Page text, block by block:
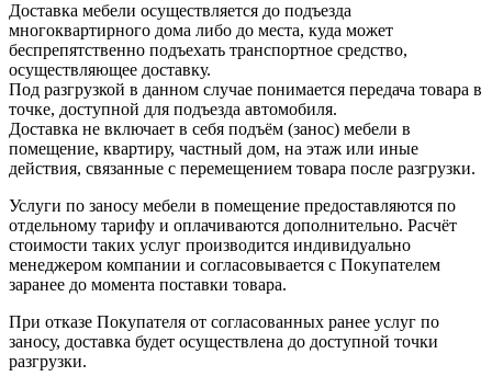
Доставка мебели осуществляется до подъезда
многоквартирного дома либо до места, куда может
беспрепятственно подъехать транспортное средство,
осуществляющее доставку.
Под разгрузкой в данном случае понимается передача товара в
точке, доступной для подъезда автомобиля.
Доставка не включает в себя подъём (занос) мебели в
помещение, квартиру, частный дом, на этаж или иные
действия, связанные с перемещением товара после разгрузки.
Услуги по заносу мебели в помещение предоставляются по
отдельному тарифу и оплачиваются дополнительно. Расчёт
стоимости таких услуг производится индивидуально
менеджером компании и согласовывается с Покупателем
заранее до момента поставки товара.
При отказе Покупателя от согласованных ранее услуг по
заносу, доставка будет осуществлена до доступной точки
разгрузки.